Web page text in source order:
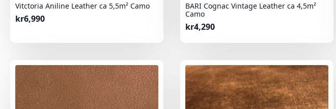
Vitctoria Aniline Leather ca 5,5m² Camo
kr6,990
BARI Cognac Vintage Leather ca 4,5m²
Camo
kr4,290